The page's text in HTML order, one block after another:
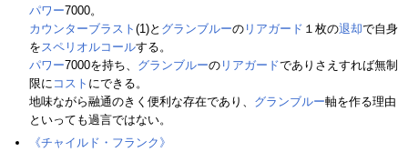
パワー7000。
カウンターブラスト (1)と グランブルーの リアガード １枚の退却で自身
を スペリオルコールする。
パワー7000を持ち、 グランブルーの リアガードでありさえすれば無制
限に コスト にできる。
地味ながら融通のきく便利な存在であり、 グランブルー軸を作る理由
といっても過言ではない。
《チャイルド・フランク》